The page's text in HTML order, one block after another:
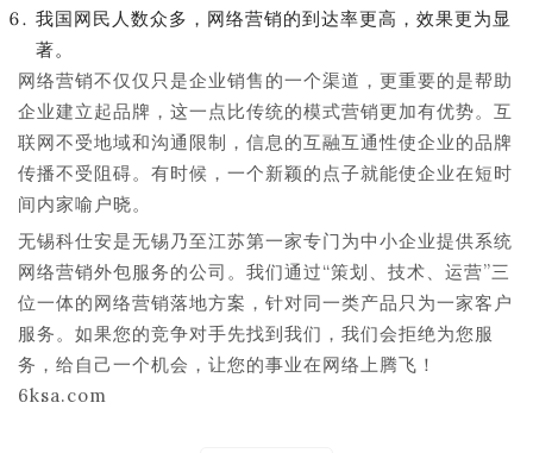
我国网民人数众多，网络营销的到达率更高，效果更为显
著。
网络营销不仅仅只是企业销售的一个渠道，更重要的是帮助
企业建立起品牌，这一点比传统的模式营销更加有优势。互
联网不受地域和沟通限制，信息的互融互通性使企业的品牌
传播不受阻碍。有时候，一个新颖的点子就能使企业在短时
间内家喻户晓。
无锡科仕安是无锡乃至江苏第一家专门为中小企业提供系统
网络营销外包服务的公司。我们通过“策划、技术、运营”三
位一体的网络营销落地方案，针对同一类产品只为一家客户
服务。如果您的竞争对手先找到我们，我们会拒绝为您服
务，给自己一个机会，让您的事业在网络上腾飞！
6ksa.com